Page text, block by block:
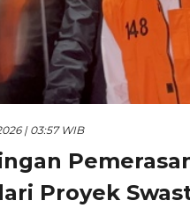
| 03:57 WIB
Proyek